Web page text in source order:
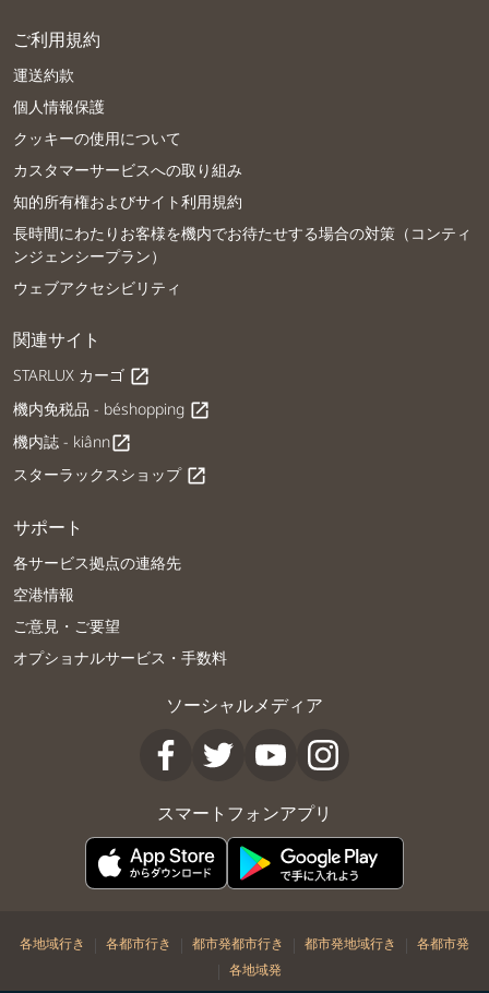
ご利用規約
運送約款
個人情報保護
クッキーの使用について
カスタマーサービスへの取り組み
知的所有権およびサイト利用規約
長時間にわたりお客様を機内でお待たせする場合の対策（コンティ
ンジェンシープラン）
ウェブアクセシビリティ
関連サイト
STARLUX カーゴ open_in_new
機内免税品 - béshopping open_in_new
機内誌 - kiânnopen_in_new
スターラックスショップ open_in_new
サポート
各サービス拠点の連絡先
空港情報
ご意見・ご要望
オプショナルサービス・手数料
ソーシャルメディア
スマートフォンアプリ
各地域行き | 各都市行き | 都市発都市行き | 都市発地域行き | 各都市発
| 各地域発